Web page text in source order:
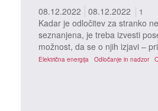
08.12.2022 08.12.2022 1
Kadar je odločitev za stranko
seznanjena, je treba izvesti
možnost, da se o njih izjavi –
Električna energija Odločanje in nadzor